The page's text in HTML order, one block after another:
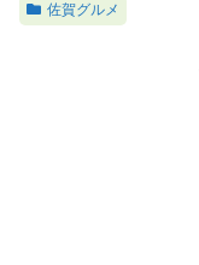
佐賀グルメ